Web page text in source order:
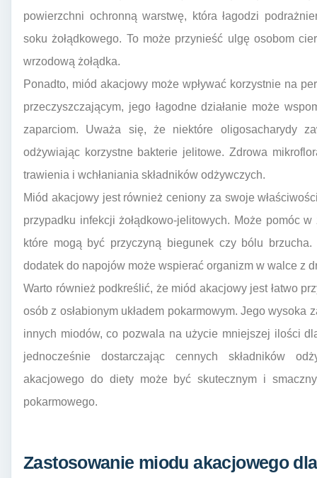
powierzchni ochronną warstwę, która łagodzi
soku żołądkowego. To może przynieść ulgę osobom
wrzodową żołądka.
Ponadto, miód akacjowy może wpływać korzystnie na
przeczyszczającym, jego łagodne działanie może
zaparciom. Uważa się, że niektóre oligosacharydy
odżywiając korzystne bakterie jelitowe. Zdrowa
trawienia i wchłaniania składników odżywczych.
Miód akacjowy jest również ceniony za swoje
przypadku infekcji żołądkowo-jelitowych. Może pomóc
które mogą być przyczyną biegunek czy bólu
dodatek do napojów może wspierać organizm w walce z
Warto również podkreślić, że miód akacjowy jest łatwo
osób z osłabionym układem pokarmowym. Jego wysoka
innych miodów, co pozwala na użycie mniejszej ilości
jednocześnie dostarczając cennych składników
akacjowego do diety może być skutecznym i
pokarmowego.
Zastosowanie miodu akacjowego